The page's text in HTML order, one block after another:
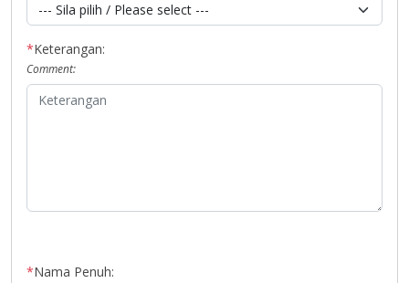
*Keterangan:
Comment:
*Nama Penuh: